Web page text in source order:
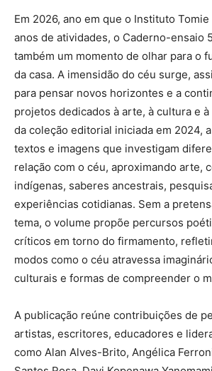
Em 2026, ano em que o Instituto
anos de atividades, o Caderno-ensaio
também um momento de olhar para o
da casa. A imensidão do céu surge,
para pensar novos horizontes e a
projetos dedicados à arte, à cultura e
da coleção editorial iniciada em 2024,
textos e imagens que investigam
relação com o céu, aproximando arte,
indígenas, saberes ancestrais,
experiências cotidianas. Sem a
tema, o volume propõe percursos
críticos em torno do firmamento,
modos como o céu atravessa
culturais e formas de compreender o
A publicação reúne contribuições de
artistas, escritores, educadores e
como Alan Alves-Brito, Angélica